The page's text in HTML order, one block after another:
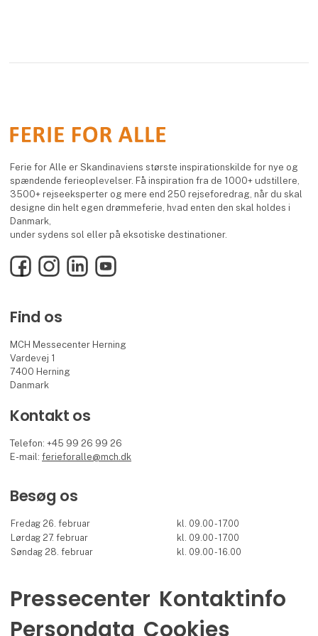
Ferie for Alle er Skandinaviens største inspirationskilde for nye og
spændende ferieoplevelser. Få inspiration fra de 1000+ udstillere,
3500+ rejseeksperter og mere end 250 rejseforedrag, når du skal
designe din helt egen drømmeferie, hvad enten den skal holdes i
Danmark,
under sydens sol eller på eksotiske destinationer.
FacebookInstagramLinkedInYouTube
Find os
MCH Messecenter Herning
Vardevej 1
7400 Herning
Danmark
Kontakt os
Telefon: +45 99 26 99 26
E-mail:ferieforalle@mch.dk
Besøg os
Fredag 26. februar
kl. 09.00 - 17.00
Lørdag 27. februar
kl. 09.00 - 17.00
Søndag 28. februar
kl. 09.00 - 16.00
Pressecenter Kontaktinfo
Persondata Cookies